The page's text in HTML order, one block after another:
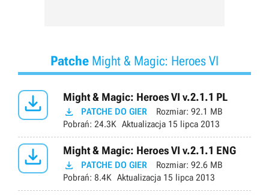
Patche Might & Magic: Heroes VI
 Might & Magic: Heroes VI v.2.1.1 PL
 PATCHE DO GIER Rozmiar: 92.1 MB
Pobrań: 24.3K Aktualizacja 15 lipca 2013
 Might & Magic: Heroes VI v.2.1.1 ENG
 PATCHE DO GIER Rozmiar: 92.6 MB
Pobrań: 8.4K Aktualizacja 15 lipca 2013